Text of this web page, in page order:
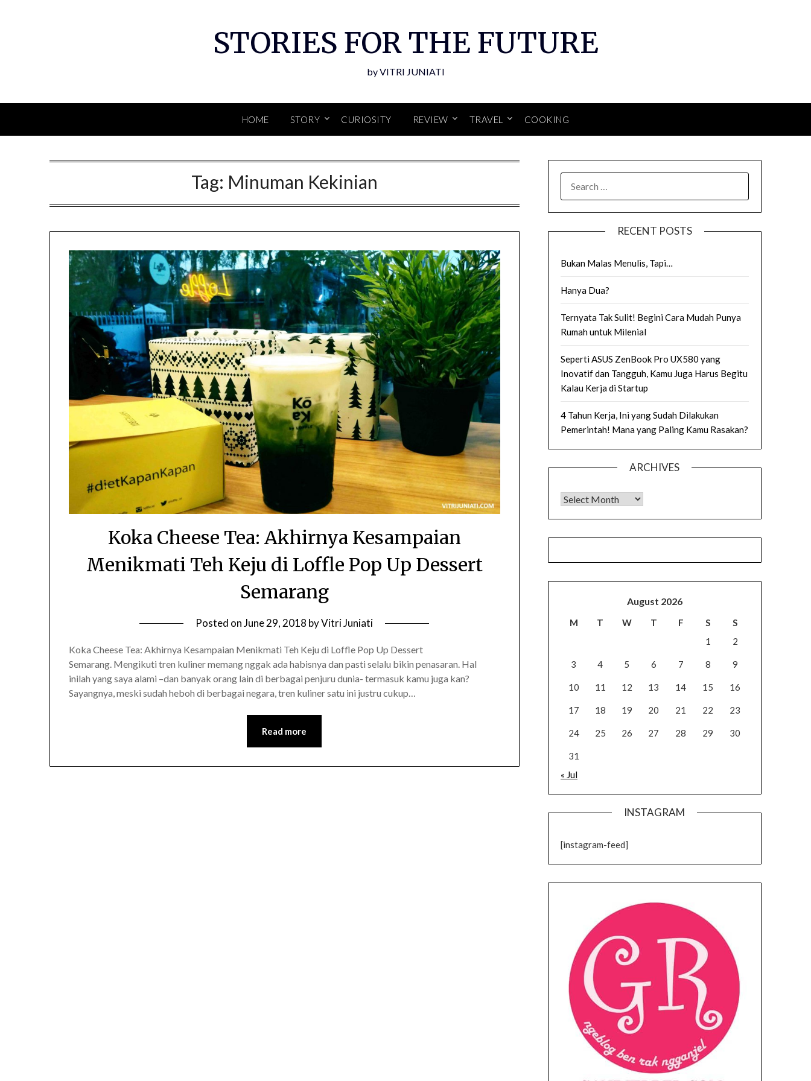
STORIES FOR THE FUTURE
by VITRI JUNIATI
HOME STORY CURIOSITY REVIEW TRAVEL COOKING
Tag: Minuman Kekinian
Koka Cheese Tea: Akhirnya Kesampaian
Menikmati Teh Keju di Loffle Pop Up Dessert
Semarang
Posted onJune 29, 2018 byVitri Juniati
Koka Cheese Tea: Akhirnya Kesampaian Menikmati Teh Keju di Loffle Pop Up Dessert
Semarang. Mengikuti tren kuliner memang nggak ada habisnya dan pasti selalu bikin penasaran. Hal
inilah yang saya alami –dan banyak orang lain di berbagai penjuru dunia- termasuk kamu juga kan?
Sayangnya, meski sudah heboh di berbagai negara, tren kuliner satu ini justru cukup…
Read more
FOR:
RECENT POSTS
Bukan Malas Menulis, Tapi…
Hanya Dua?
Ternyata Tak Sulit! Begini Cara Mudah Punya
Rumah untuk Milenial
Seperti ASUS ZenBook Pro UX580 yang
Inovatif dan Tangguh, Kamu Juga Harus Begitu
Kalau Kerja di Startup
4 Tahun Kerja, Ini yang Sudah Dilakukan
Pemerintah! Mana yang Paling Kamu Rasakan?
ARCHIVES
Archives
August 2026
M T W T F S
S
1
2
3 4 5 6 7 8 9
10 11 12 13 14 15 16
17 18 19 20 21 22 23
24 25 26 27 28 29 30
31
« Jul
INSTAGRAM
[instagram-feed]